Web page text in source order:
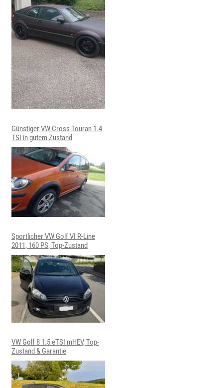
Günstiger VW Cross Touran 1.4
TSI in gutem Zustand
Sportlicher VW Golf VI R-Line
2011, 160 PS, Top-Zustand
VW Golf 8 1.5 eTSI mHEV, Top-
Zustand & Garantie